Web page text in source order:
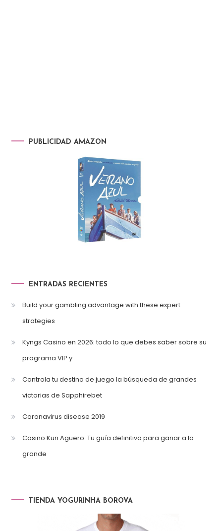
PUBLICIDAD AMAZON
ENTRADAS RECIENTES
Build your gambling advantage with these expert
strategies
Kyngs Casino en 2026: todo lo que debes saber sobre su
programa VIP y
Controla tu destino de juego la búsqueda de grandes
victorias de Sapphirebet
Coronavirus disease 2019
Casino Kun Aguero: Tu guía definitiva para ganar a lo
grande
TIENDA YOGURINHA BOROVA